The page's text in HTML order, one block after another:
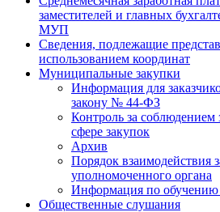
заместителей и главных
МУП
Сведения, подлежащие
использованием координат
Муниципальные закупки
Информация для
закону № 44-ФЗ
Контроль за соблюдением
сфере закупок
Архив
Порядок взаимодействия
уполномоченного органа
Информация по обучению
Общественные слушания